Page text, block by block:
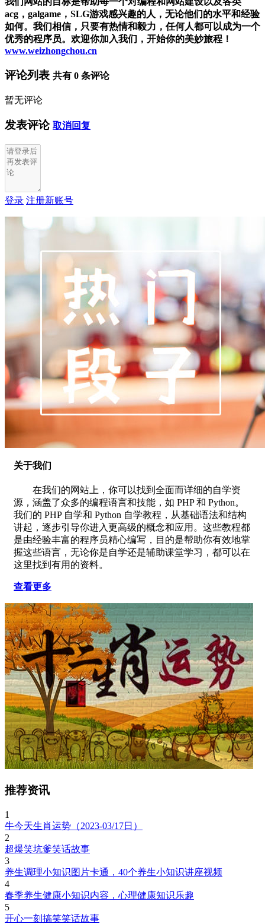
acg，galgame，SLG游戏感兴趣的人，无论他们的水平和经验
如何。我们相信，只要有热情和毅力，任何人都可以成为一个
优秀的程序员。欢迎你加入我们，开始你的美妙旅程！
www.weizhongchou.cn
评论列表 共有 0 条评论
暂无评论
发表评论 取消回复
登录 注册新账号
关于我们
在我们的网站上，你可以找到全面而详细的自学资
源，涵盖了众多的编程语言和技能，如 PHP 和 Python。
我们的 PHP 自学和 Python 自学教程，从基础语法和结构
讲起，逐步引导你进入更高级的概念和应用。这些教程都
是由经验丰富的程序员精心编写，目的是帮助你有效地掌
握这些语言，无论你是自学还是辅助课堂学习，都可以在
这里找到有用的资料。
查看更多
推荐资讯
1
牛今天生肖运势（2023-03/17日）
2
超爆笑坑爹笑话故事
3
养生调理小知识图片卡通，40个养生小知识讲座视频
4
春季养生健康小知识内容，心理健康知识乐趣
5
开心一刻搞笑笑话故事